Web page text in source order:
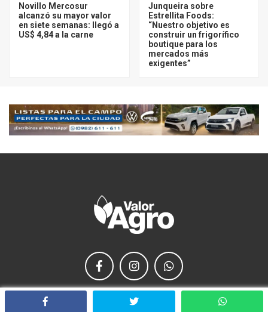
Novillo Mercosur
alcanzó su mayor valor
en siete semanas: llegó a
US$ 4,84 a la carne
Junqueira sobre
Estrellita Foods:
“Nuestro objetivo es
construir un frigorífico
boutique para los
mercados más
exigentes”